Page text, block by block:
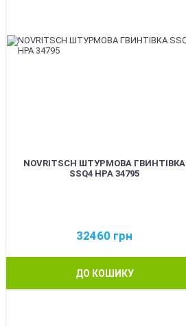
NOVRITSCH ШТУРМОВА ГВИНТІВКА
SSQ4 HPA 34795
32460 грн
ДО КОШИКУ